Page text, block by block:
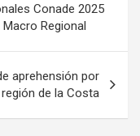
Conade 2025
Regional
aprehensión por
de la Costa